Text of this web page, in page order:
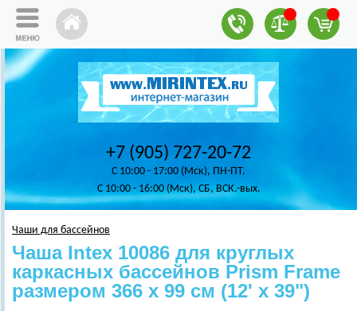
+7 (905) 727-20-72
C 10:00 - 17:00 (Мск), ПН-ПТ.
C 10:00 - 16:00 (Мск), СБ, ВСК.-вых.
Чаши для бассейнов
Чаша Intex 10086 для круглых
каркасных бассейнов Prism Frame
размером 366 х 99 см (12' x 39")